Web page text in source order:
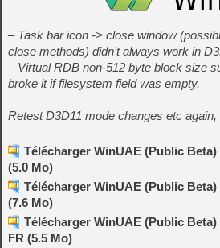
– Task bar icon -> close window
close methods) didn’t always work in
– Virtual RDB non-512 byte block size
broke it if filesystem field was empty.
Retest D3D11 mode changes etc again,
Télécharger WinUAE (Public Beta)
(5.0 Mo)
Télécharger WinUAE (Public Beta)
(7.6 Mo)
Télécharger WinUAE (Public
FR (5.5 Mo)